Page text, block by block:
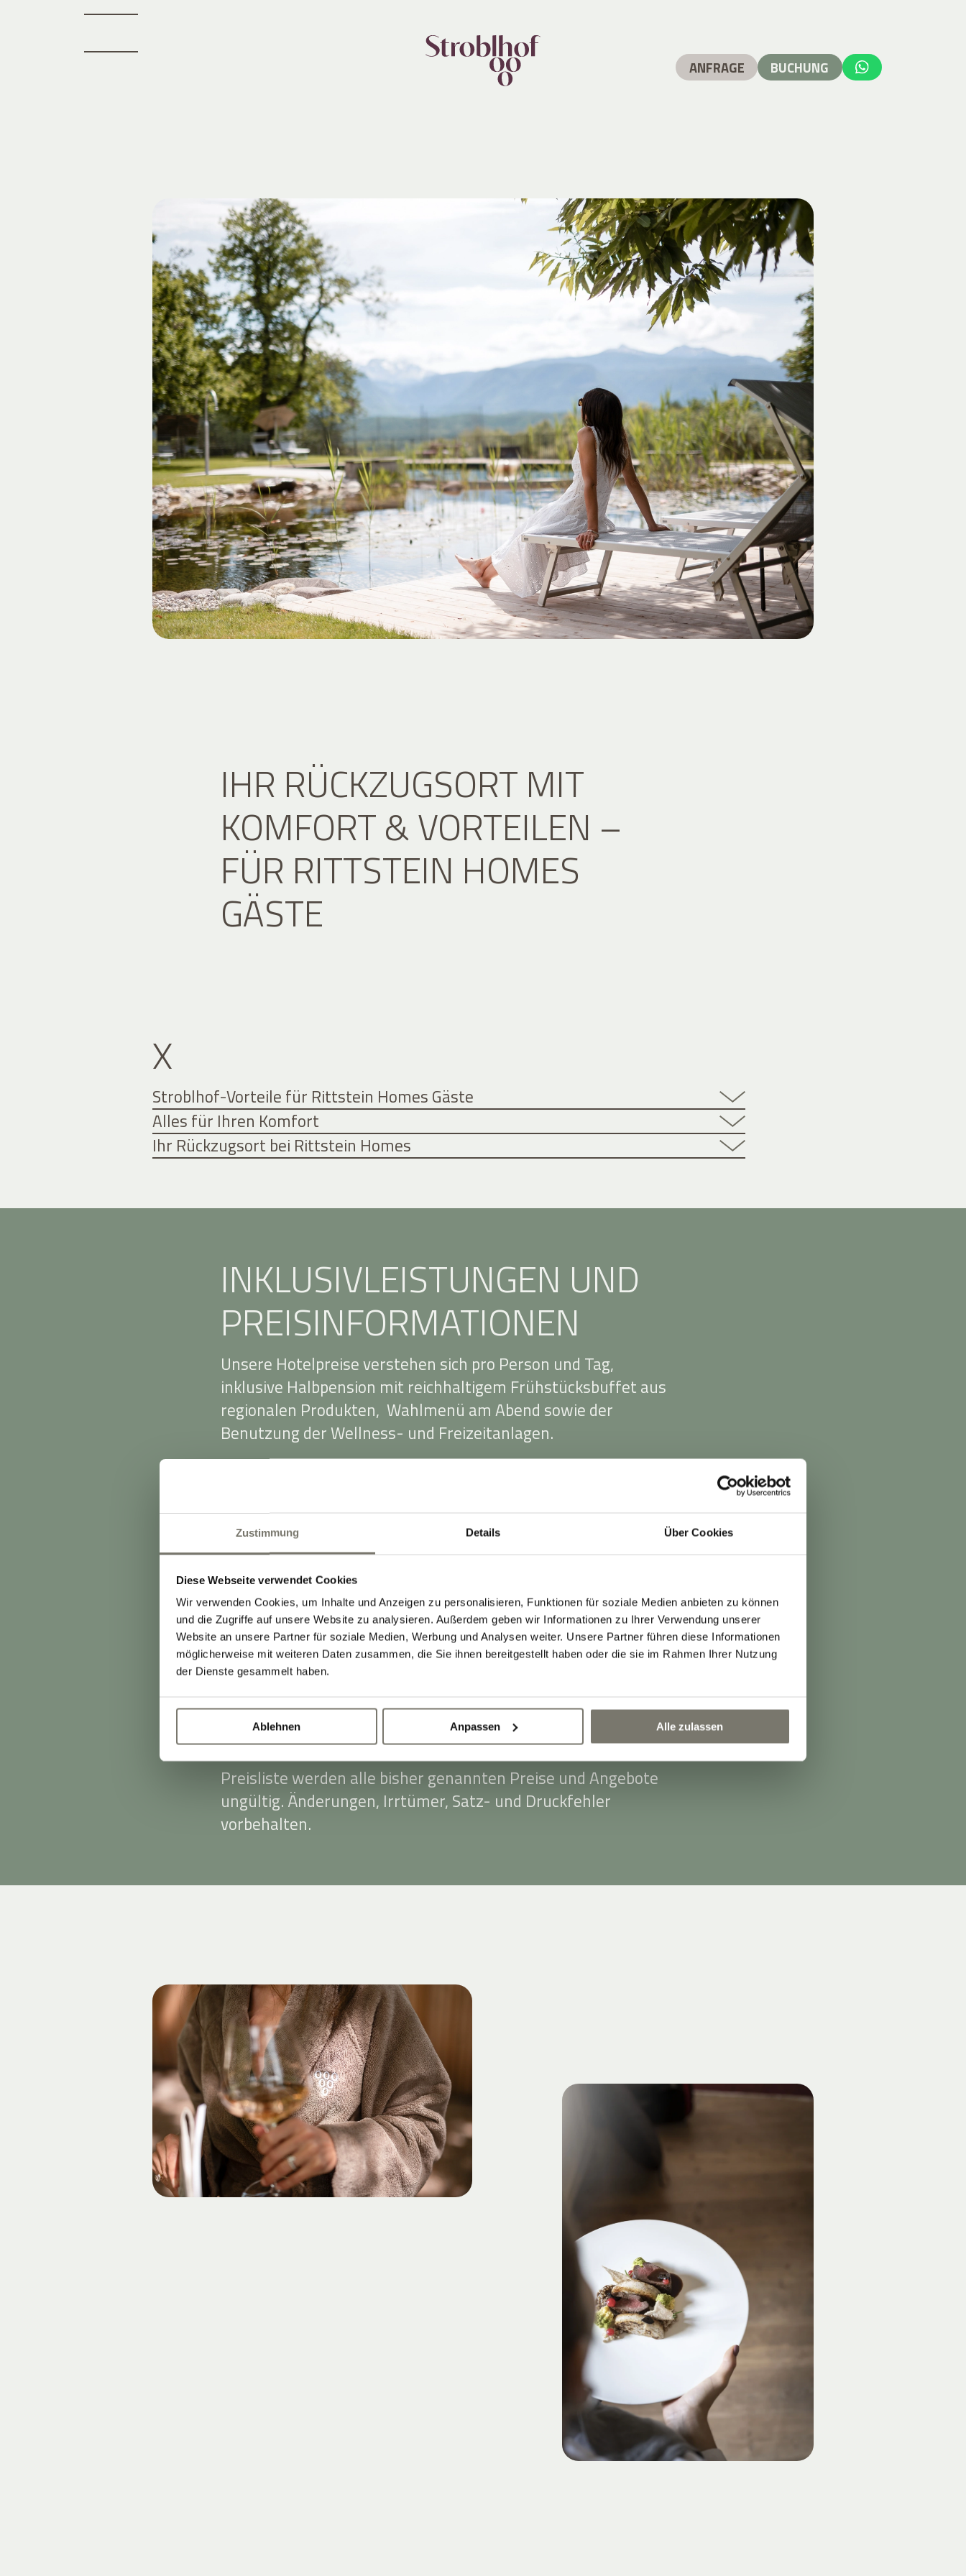
Zustimmung Details Über Cookies
Diese Webseite verwendet Cookies
Wir verwenden Cookies, um Inhalte und Anzeigen zu personalisieren, Funktionen für soziale Medien anbieten zu können
und die Zugriffe auf unsere Website zu analysieren. Außerdem geben wir Informationen zu Ihrer Verwendung unserer
Website an unsere Partner für soziale Medien, Werbung und Analysen weiter. Unsere Partner führen diese Informationen
möglicherweise mit weiteren Daten zusammen, die Sie ihnen bereitgestellt haben oder die sie im Rahmen Ihrer Nutzung
der Dienste gesammelt haben.
Ablehnen Anpassen Alle zulassen
IHR RÜCKZUGSORT MIT
KOMFORT & VORTEILEN –
FÜR RITTSTEIN HOMES
GÄSTE
X
Stroblhof-Vorteile für Rittstein Homes Gäste
Alles für Ihren Komfort
Ihr Rückzugsort bei Rittstein Homes
INKLUSIVLEISTUNGEN UND
PREISINFORMATIONEN
Unsere Hotelpreise verstehen sich pro Person und Tag,
inklusive Halbpension mit reichhaltigem Frühstücksbuffet aus
regionalen Produkten, Wahlmenü am Abend sowie der
Benutzung der Wellness- und Freizeitanlagen.
Auslastung. Das flexible Preismodell ist vor allem für
Frühbucher von Vorteil.
Die Preise beinhalten 10 % Mehrwertsteuer. Für die
Einzelbelegung im Doppelzimmer berechnen wir einen
Tagessatz von 30,00 €. Als Zahlungsmittel akzeptieren wir
Bargeld, Visa-, Master- und Eurocard.
Die angegebenen Preise verstehen sich ab dem 20.03.2025
zuzüglich 3,00 € Ortstaxe pro Person (ab 14 Jahren) und Tag.
Diese wird vor Ort bezahlt.
Stand Preisliste: Dezember 2025. Mit Erscheinen dieser
Preisliste werden alle bisher genannten Preise und Angebote
ungültig. Änderungen, Irrtümer, Satz- und Druckfehler
vorbehalten.
ANFRAGE BUCHUNG